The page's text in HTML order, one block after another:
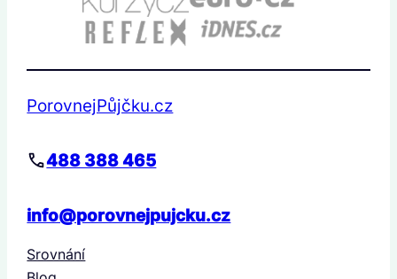
PorovnejPůjčku.cz
488 388 465
info@porovnejpujcku.cz
Srovnání